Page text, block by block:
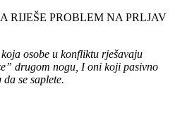
RIJEŠE PROBLEM NA PRLJAV
osobe u konfliktu rješavaju
drugom nogu, I oni koji pasivno
se saplete.